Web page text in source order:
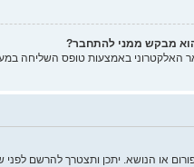
מבקש ממני להתחבר?
האלקטרוני באמצעות טופס השליחה
או הנושא. יתכן ותצטרך להרשם